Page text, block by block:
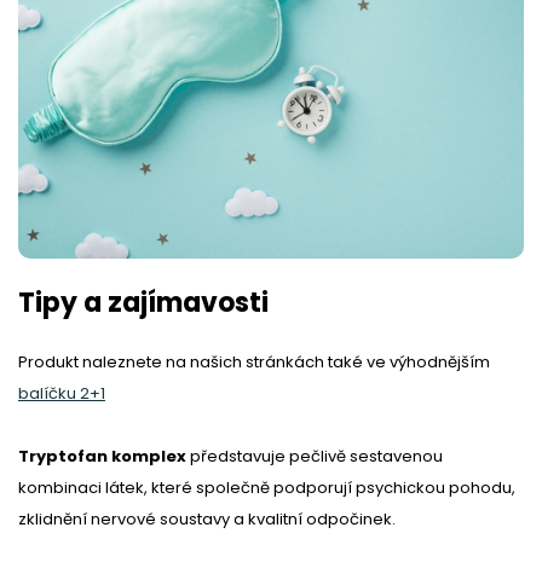
Tipy a zajímavosti
Produkt naleznete na našich stránkách také ve výhodnějším
balíčku 2+1
Tryptofan komplexpředstavuje pečlivě sestavenou
kombinaci látek, které společně podporují psychickou pohodu,
zklidnění nervové soustavy a kvalitní odpočinek.